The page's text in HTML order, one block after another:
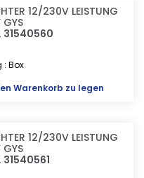
12/230V LEISTUNG
31540560
: Box
Warenkorb zu legen
12/230V LEISTUNG